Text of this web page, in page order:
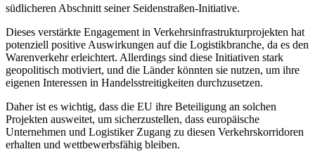
südlicheren Abschnitt seiner Seidenstraßen-Initiative.
Dieses verstärkte Engagement in Verkehrsinfrastrukturprojekten hat
potenziell positive Auswirkungen auf die Logistikbranche, da es den
Warenverkehr erleichtert. Allerdings sind diese Initiativen stark
geopolitisch motiviert, und die Länder könnten sie nutzen, um ihre
eigenen Interessen in Handelsstreitigkeiten durchzusetzen.
Daher ist es wichtig, dass die EU ihre Beteiligung an solchen
Projekten ausweitet, um sicherzustellen, dass europäische
Unternehmen und Logistiker Zugang zu diesen Verkehrskorridoren
erhalten und wettbewerbsfähig bleiben.